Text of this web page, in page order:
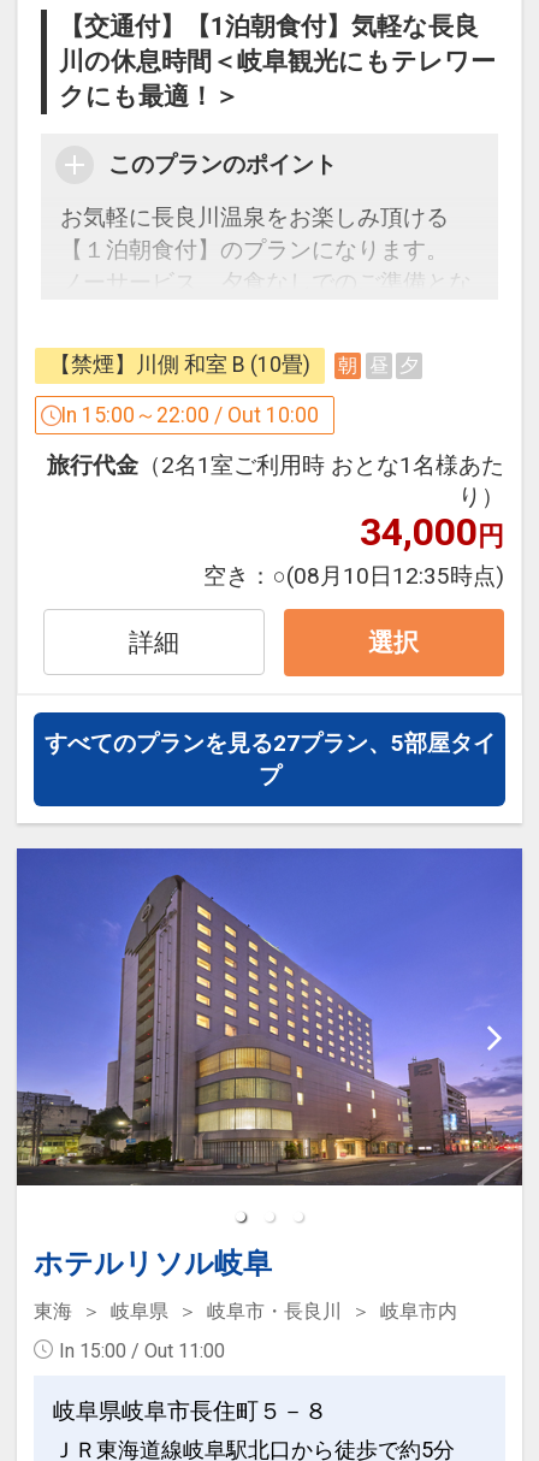
グ
(事情により和定食でご用意する場合もご
ざいます。)
＜ご朝食場所＞
大広間を使ったご朝食会場(イス・テーブ
ル席)
■十八楼休息のすゝめ■
アロマポット、マニキュアセット無料貸
し出し
17：00～川原町散策ミニツアー開催
翌朝10：00～戦国ミニツアー開催
お子様は0歳より施設使用料を頂戴して
（有料のお子様には施設使用料が含まれ
ださい。
設定期間：2023年8月3日～2027年1月
31日
200000025960
【交通付】【1泊朝食付】気軽な長良
川の休息時間＜岐阜観光にもテレワー
クにも最適！＞
このプランのポイント
お気軽に長良川温泉をお楽しみ頂ける
【１泊朝食付】のプランになります。
ノーサービス、夕食なしでのご準備とな
こちらのプランは事前にお布団を敷かせ
て頂いております。
観光でも、お仕事でも、のんびりするだ
ゆったりとした時間の流れる旅館ステイ
温泉露天風呂がある当館自慢の大浴場で
ごゆっくりお寛ぎ下さいませ。
＜ご朝食＞
『健康美食』をテーマに、地元の食材･
グ
(事情により和定食でご用意する場合も
ございます。)
■十八楼休息のすゝめ■
ロビーにてサービスドリンクのご提供
客室及び館内Wi-Fi完備
アロマポット、マニキュアセット無料貸
し出し
17：00～川原町散策ミニツアー開催
翌朝10：00～戦国ミニツアー開催
＜その他ご案内＞
おります。
（有料のお子様には施設使用料が含まれ
トラック、大型車でのご宿泊はご遠慮く
ださい。
【禁煙】川側 和室 B (10畳) 朝 昼 夕
In 15:00～22:00 / Out 10:00
旅行代金 （2名1室ご利用時 おとな1名様あた
り）
34,000円
空き： ○(08月10日12:35時点)
詳細 選択
すべてのプランを見る27プラン、5部屋タイ
プ
ホテルリソル岐阜
東海 岐阜県 岐阜市・長良川
岐阜市内
In 15:00 / Out 11:00
岐阜県岐阜市長住町５－８
ＪＲ東海道線岐阜駅北口から徒歩で約5分